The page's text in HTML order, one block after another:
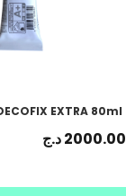
EXTRA 80ml
2000.00د.ج